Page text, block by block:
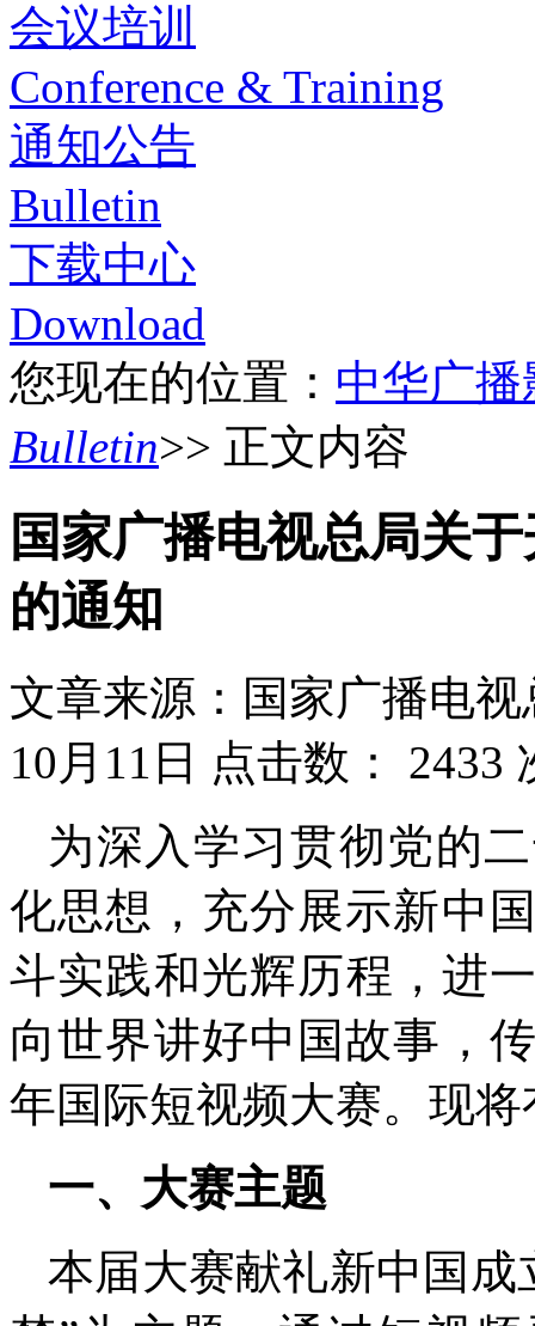
会议培训
Conference & Training
通知公告
Bulletin
下载中心
Download
您现在的位置： 中华广
Bulletin>> 正文内容
国家广播电视总局关
的通知
文章来源：国家广播电视
10月11日 点击数： 2433
为深入学习贯彻党的
化思想，充分展示新中
斗实践和光辉历程，进
向世界讲好中国故事，
年国际短视频大赛。现
一、大赛主题
本届大赛献礼新中国成